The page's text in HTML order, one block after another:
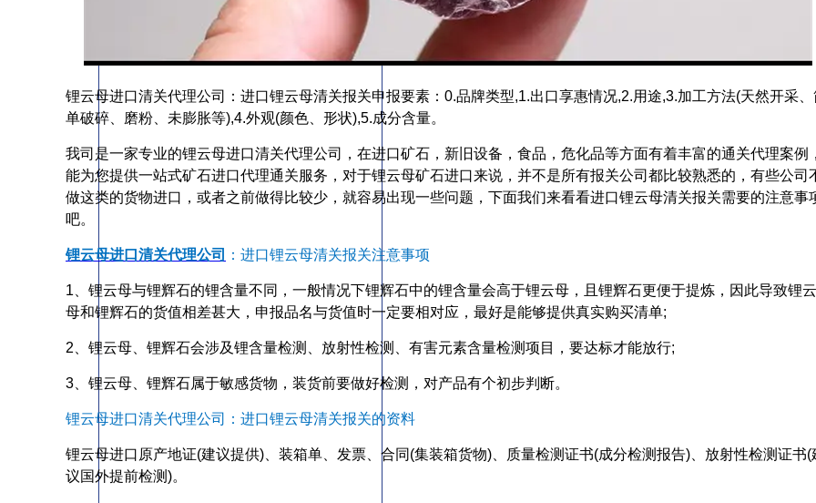
锂云母进口清关代理公司：进口锂云母清关报关申报要素：0.品牌类型,1.出口享惠情况,2.用途,3.加工方法(天然开采、
单破碎、磨粉、未膨胀等),4.外观(颜色、形状),5.成分含量。
我司是一家专业的锂云母进口清关代理公司，在进口矿石，新旧设备，食品，危化品等方面有着丰富的通关代理案例
能为您提供一站式矿石进口代理通关服务，对于锂云母矿石进口来说，并不是所有报关公司都比较熟悉的，有些公司
做这类的货物进口，或者之前做得比较少，就容易出现一些问题，下面我们来看看进口锂云母清关报关需要的注意事
吧。
锂云母进口清关代理公司 ：进口锂云母清关报关注意事项
1、锂云母与锂辉石的锂含量不同，一般情况下锂辉石中的锂含量会高于锂云母，且锂辉石更便于提炼，因此导致锂云
母和锂辉石的货值相差甚大，申报品名与货值时一定要相对应，最好是能够提供真实购买清单;
2、锂云母、锂辉石会涉及锂含量检测、放射性检测、有害元素含量检测项目，要达标才能放行;
3、锂云母、锂辉石属于敏感货物，装货前要做好检测，对产品有个初步判断。
锂云母进口清关代理公司：进口锂云母清关报关的资料
锂云母进口原产地证(建议提供)、装箱单、发票、合同(集装箱货物)、质量检测证书(成分检测报告)、放射性检测证书(
议国外提前检测)。